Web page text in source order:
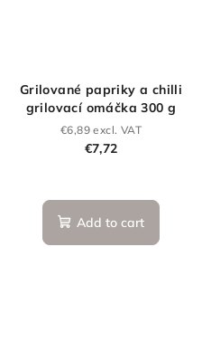
Grilované papriky a chilli
grilovací omáčka 300 g
€6,89 excl. VAT
€7,72
Add to cart